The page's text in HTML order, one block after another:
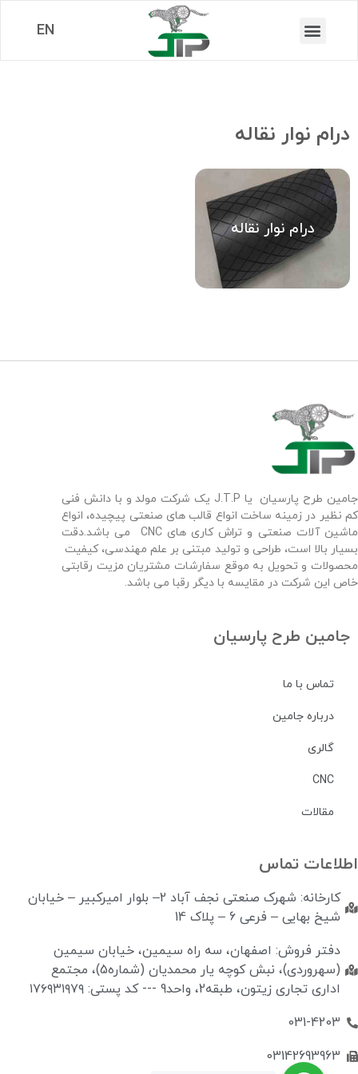
EN
درام نوار نقاله
درام نوار نقاله
جامین طرح پارسیان یا J.T.P یک شرکت مولد و با دانش فنی
نظیر در زمینه ساخت انواع قالب های صنعتی پیچیده، انواع
ماشین آلات صنعتی و تراش کاری های CNC می باشد.دقت
بالا است، طراحی و تولید مبتنی بر علم مهندسی، کیفیت
و تحویل به موقع سفارشات مشتریان مزیت رقابتی
این شرکت در مقایسه با دیگر رقبا می باشد.
جامین طرح پارسیان
تماس با ما
درباره جامین
گالری
CNC
مقالات
تماس
کارخانه: شهرک صنعتی نجف آباد 2– بلوار امیرکبیر – خیابان
شیخ بهایی – فرعی 6 – پلاک 14
دفتر فروش: اصفهان، سه راه سیمین، خیابان سیمین
(سهروردی)، نبش کوچه یار محمدیان (شماره5)، مجتمع
اداری تجاری زیتون، طبقه2، واحد9 --- کد پستی: ۱۷۶۹۳۱۹۷۹
031-4203
03142693963